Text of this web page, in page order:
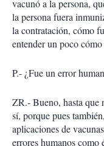
vacunó a la persona,
la persona fuera
la contratación, cómo
entender un poco
P.- ¿Fue un error
ZR.- Bueno, hasta que
sí, porque pues
aplicaciones de
errores humanos como